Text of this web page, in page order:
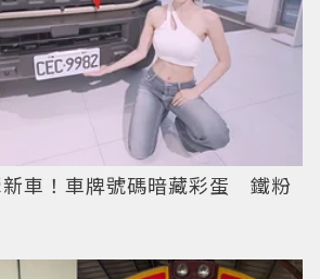
車！車牌號碼暗藏彩蛋 鐵粉